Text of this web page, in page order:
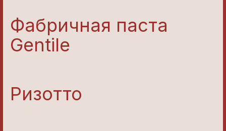
Фабричная паста
Gentile
Ризотто